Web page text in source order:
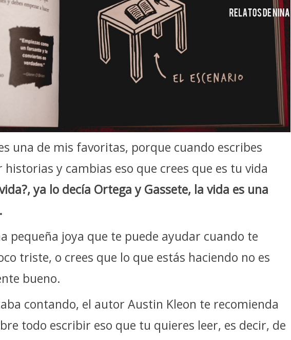
una de mis favoritas, porque cuando escribes
historias y cambias eso que crees que es tu vida
ya lo decía Ortega y Gassete, la vida es una
pequeña joya que te puede ayudar cuando te
triste, o crees que lo que estás haciendo no es
bueno.
contando, el autor Austin Kleon te recomienda
todo escribir eso que tu quieres leer, es decir, de